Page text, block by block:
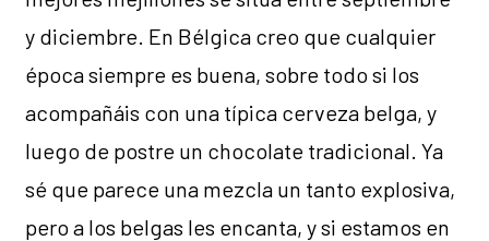
y diciembre. En Bélgica creo que cualquier
época siempre es buena, sobre todo si los
acompañáis con una típica cerveza belga, y
luego de postre un chocolate tradicional. Ya
sé que parece una mezcla un tanto explosiva,
pero a los belgas les encanta, y si estamos en